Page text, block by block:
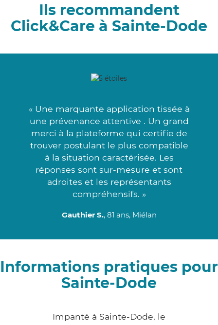
Ils recommandent
Click&Care à Sainte-Dode
« Une marquante application tissée à
une prévenance attentive . Un grand
merci à la plateforme qui certifie de
trouver postulant le plus compatible
à la situation caractérisée. Les
réponses sont sur-mesure et sont
adroites et les représentants
compréhensifs. »
Gauthier S., 81 ans, Miélan
Informations pratiques pour
Sainte-Dode
Impanté à Sainte-Dode, le